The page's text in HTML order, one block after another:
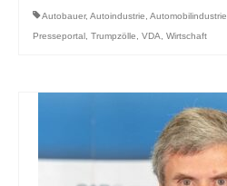
Autobauer, Autoindustrie Automobilindustrie
Presseportal Trumpzölle VDA Wirtschaft